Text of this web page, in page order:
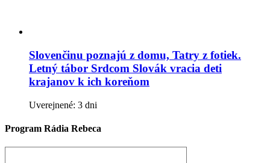
Slovenčinu poznajú z domu, Tatry z fotiek.
Letný tábor Srdcom Slovák vracia deti
krajanov k ich koreňom
Uverejnené: 3 dni
Program Rádia Rebeca